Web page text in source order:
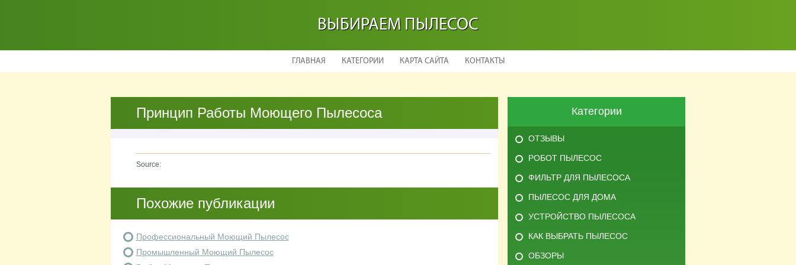
ВЫБИРАЕМ ПЫЛЕСОС
ГЛАВНАЯ КАТЕГОРИИ КАРТА САЙТА КОНТАКТЫ
Принцип Работы Моющего Пылесоса
Source:
Похожие публикации
Профессиональный Моющий Пылесос
Промышленный Моющий Пылесос
Категории
ОТЗЫВЫ
РОБОТ ПЫЛЕСОС
ФИЛЬТР ДЛЯ ПЫЛЕСОСА
ПЫЛЕСОС ДЛЯ ДОМА
УСТРОЙСТВО ПЫЛЕСОСА
КАК ВЫБРАТЬ ПЫЛЕСОС
ОБЗОРЫ